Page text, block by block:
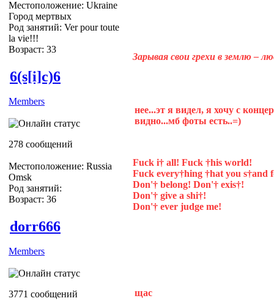
Местоположение: Ukraine
Город мертвых
Род занятий: Ver pour toute
la vie!!!
Возраст: 33
Зарывая свои грехи в землю –
6(s[i]c)6
Members
278 сообщений
Местоположение: Russia
Omsk
Род занятий:
Возраст: 36
нее...эт я видел, я хочу с
видно...мб фоты есть..=)
Fuck i† all! Fuck †his world!
Fuck every†hing †hat you s†and
Don'† belong! Don'† exis†!
Don'† give a shi†!
Don'† ever judge me!
dorr666
Members
3771 сообщений щас